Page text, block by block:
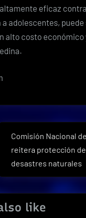
eficaz
adolescentes,
alto costo económico
Next
Post:
Comisión Nacional
reitera protección
desastres naturales
like